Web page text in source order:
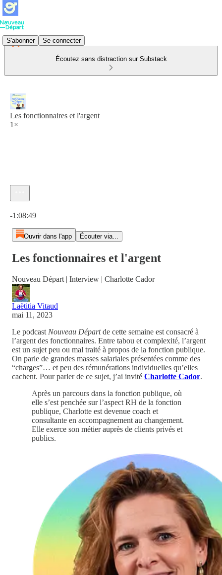
S'abonner Se connecter
Écoutez sans distraction sur Substack
Les fonctionnaires et l'argent
1×
-1:08:49
Ouvrir dans l'app Écouter via...
Les fonctionnaires et l'argent
Nouveau Départ | Interview | Charlotte Cador
Laëtitia Vitaud
mai 11, 2023
Le podcast Nouveau Départde cette semaine est consacré à
l’argent des fonctionnaires. Entre tabou et complexité, l’argent
est un sujet peu ou mal traité à propos de la fonction publique.
On parle de grandes masses salariales présentées comme des
“charges”… et peu des rémunérations individuelles qu’elles
cachent. Pour parler de ce sujet, j’ai invité Charlotte Cador.
Après un parcours dans la fonction publique, où
elle s’est penchée sur l’aspect RH de la fonction
publique, Charlotte est devenue coach et
consultante en accompagnement au changement.
Elle exerce son métier auprès de clients privés et
publics.